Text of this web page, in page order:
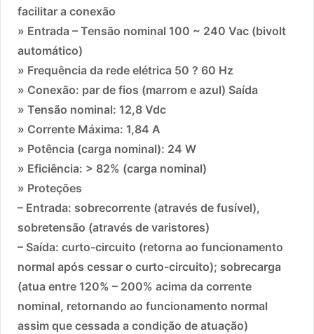
facilitar a conexão
» Entrada – Tensão nominal 100 ~ 240 Vac (bivolt
automático)
» Frequência da rede elétrica 50 ? 60 Hz
» Conexão: par de fios (marrom e azul) Saída
» Tensão nominal: 12,8 Vdc
» Corrente Máxima: 1,84 A
» Potência (carga nominal): 24 W
» Eficiência: > 82% (carga nominal)
» Proteções
– Entrada: sobrecorrente (através de fusível),
sobretensão (através de varistores)
– Saída: curto-circuito (retorna ao funcionamento
normal após cessar o curto-circuito); sobrecarga
(atua entre 120% – 200% acima da corrente
nominal, retornando ao funcionamento normal
assim que cessada a condição de atuação)